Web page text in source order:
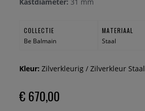
COLLECTIE
Be Balmain
MATERIAAL
Staal
Kleur: Zilverkleurig / Zilverkleur Staal
€ 670,00